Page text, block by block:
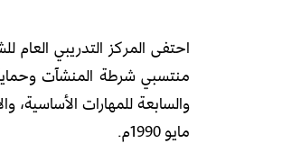
احتفى المركز التدريبي
منتسبي شرطة المنشآت
مايو 1990م.